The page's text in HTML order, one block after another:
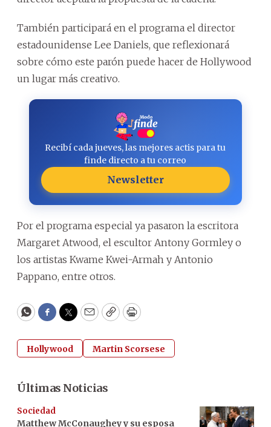
También participará en el programa el director
estadounidense Lee Daniels, que reflexionará
sobre cómo este parón puede hacer de Hollywood
un lugar más creativo.
Recibí cada jueves, las mejores actis para tu
finde directo a tu correo
Newsletter
Por el programa especial ya pasaron la escritora
Margaret Atwood, el escultor Antony Gormley o
los artistas Kwame Kwei-Armah y Antonio
Pappano, entre otros.
WhatsApp
Facebook
Twitter
EmailCopyPrint
Hollywood Martin Scorsese
Últimas Noticias
Sociedad
Matthew McConaughey y su esposa